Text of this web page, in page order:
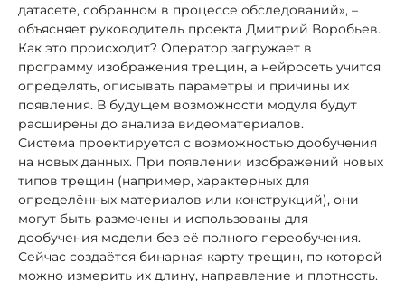
датасете, собранном в процессе обследований», –
объясняет руководитель проекта Дмитрий Воробьев.
Как это происходит? Оператор загружает в
программу изображения трещин, а нейросеть учится
определять, описывать параметры и причины их
появления. В будущем возможности модуля будут
расширены до анализа видеоматериалов.
Система проектируется с возможностью дообучения
на новых данных. При появлении изображений новых
типов трещин (например, характерных для
определённых материалов или конструкций), они
могут быть размечены и использованы для
дообучения модели без её полного переобучения.
Сейчас создаётся бинарная карту трещин, по которой
можно измерить их длину, направление и плотность.